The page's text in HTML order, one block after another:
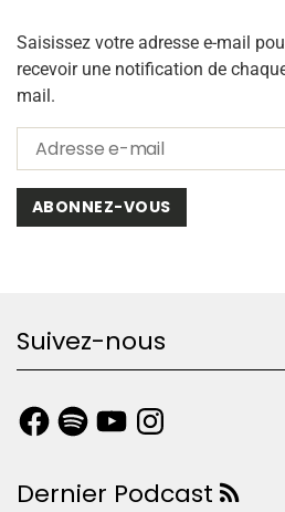
Saisissez votre adresse e-mail
recevoir une notification de
mail.
ABONNEZ-VOUS
Suivez-nous
Dernier Podcast